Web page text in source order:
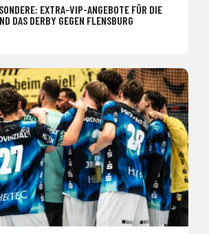
EXTRA-VIP-ANGEBOTE FÜR DIE
DAS DERBY GEGEN FLENSBURG